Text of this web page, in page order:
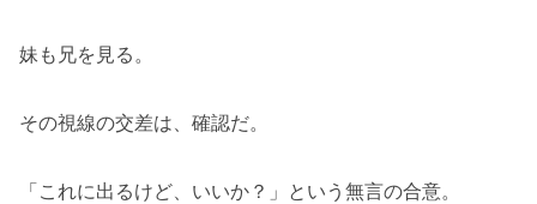
妹も兄を見る。
その視線の交差は、確認だ。
「これに出るけど、いいか？」という無言の合意。